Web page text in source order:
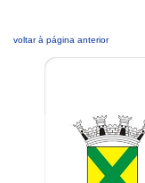
voltar à página anterior